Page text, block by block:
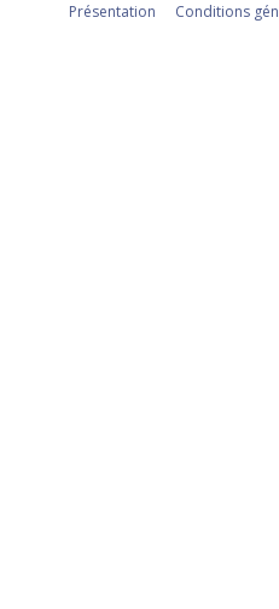
Présentation Conditions